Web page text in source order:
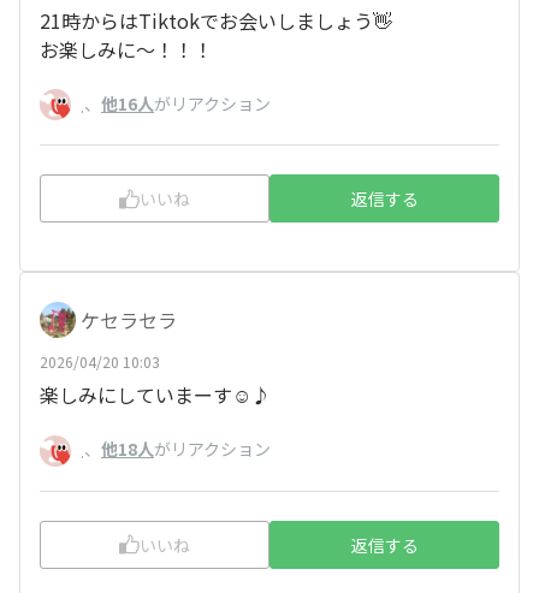
21時からはTiktokでお会いしましょう👋
お楽しみに～！！！
.、 他16人がリアクション
いいね 返信する
ケセラセラ
2026/04/20 10:03
楽しみにしていまーす☺️♪
.、 他18人がリアクション
いいね 返信する